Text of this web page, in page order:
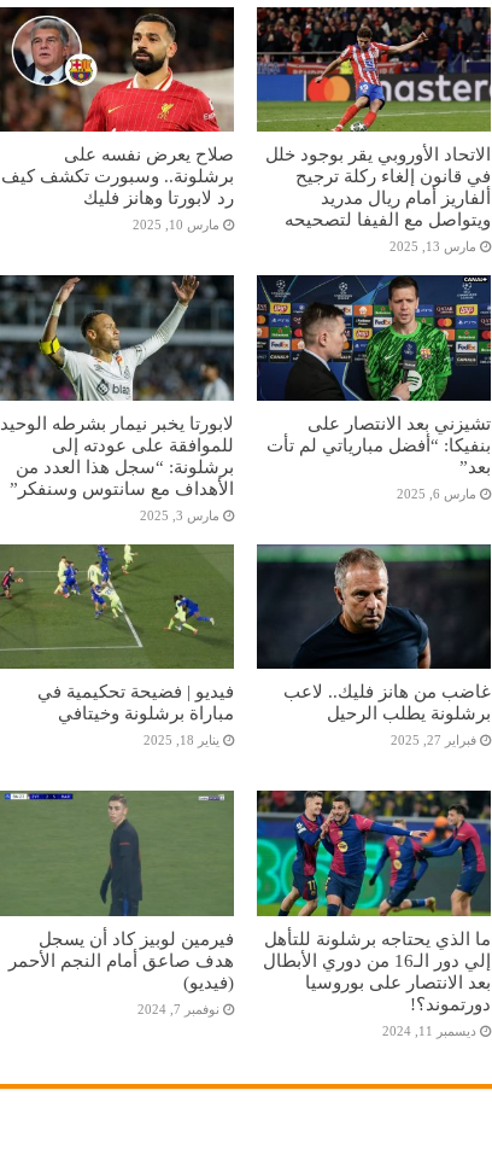
الاتحاد الأوروبي يقر بوجود خلل
في قانون إلغاء ركلة ترجيح
ألفاريز أمام ريال مدريد
ويتواصل مع الفيفا لتصحيحه
مارس 13, 2025
صلاح يعرض نفسه على
برشلونة.. وسبورت تكشف كيف
رد لابورتا وهانز فليك
مارس 10, 2025
تشيزني بعد الانتصار على
بنفيكا: “أفضل مبارياتي لم تأت
بعد”
مارس 6, 2025
لابورتا يخبر نيمار بشرطه الوحيد
للموافقة على عودته إلى
برشلونة: “سجل هذا العدد من
الأهداف مع سانتوس وسنفكر”
مارس 3, 2025
غاضب من هانز فليك.. لاعب
برشلونة يطلب الرحيل
فبراير 27, 2025
فيديو | فضيحة تحكيمية في
مباراة برشلونة وخيتافي
يناير 18, 2025
ما الذي يحتاجه برشلونة للتأهل
إلي دور الـ16 من دوري الأبطال
بعد الانتصار على بوروسيا
دورتموند؟!
ديسمبر 11, 2024
فيرمين لوبيز كاد أن يسجل
هدف صاعق أمام النجم الأحمر
(فيديو)
نوفمبر 7, 2024